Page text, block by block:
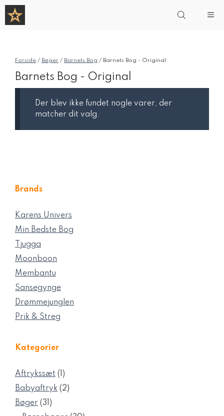
Hop
indhold
Forside / Bøger / Barnets Bog / Barnets Bog - Original
Barnets Bog - Original
Der blev ikke fundet nogle varer, der
matcher dit valg.
Brands
Karens Univers
Min Bedste Bog
Tjugga
Moonboon
Membantu
Sansegynge
Drømmejunglen
Prik & Streg
Kategorier
Aftrykssæt
1
vare
Babyaftryk 22
Bøger 31 31